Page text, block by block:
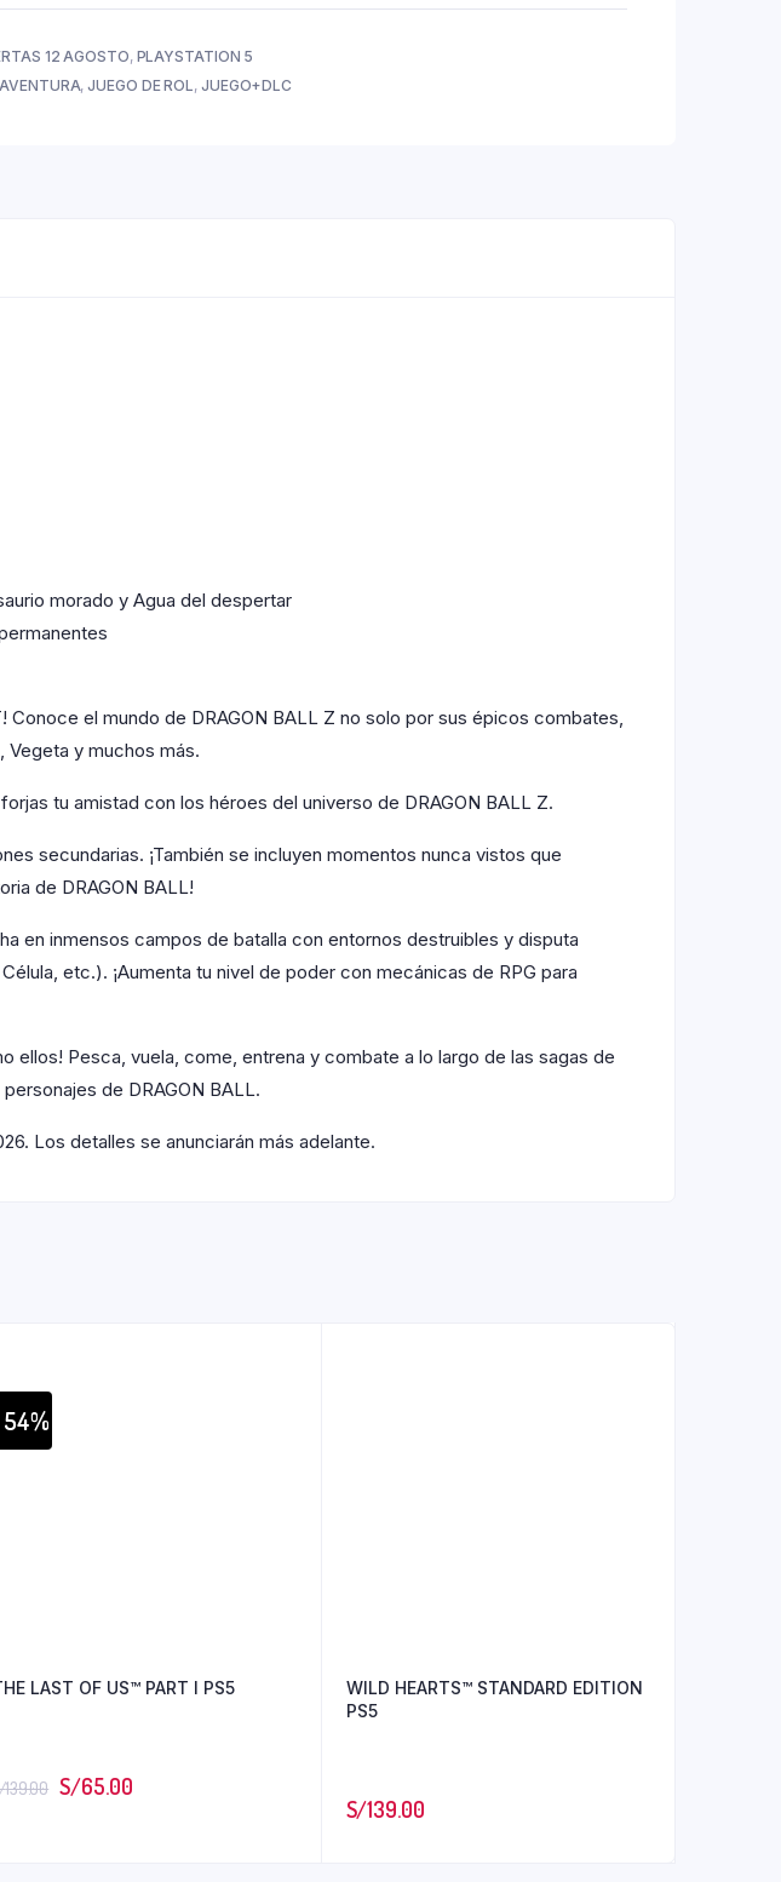
12 AGOSTO, PLAYSTATION 5
AVENTURA,JUEGO DE ROL, JUEGO+DLC
morado y Agua del despertar
Conoce el mundo de DRAGON BALL Z no solo por sus épicos combates,
Vegeta y muchos más.
tu amistad con los héroes del universo de DRAGON BALL Z.
secundarias. ¡También se incluyen momentos nunca vistos que
de DRAGON BALL!
en inmensos campos de batalla con entornos destruibles y disputa
etc.). ¡Aumenta tu nivel de poder con mecánicas de RPG para
ellos! Pesca, vuela, come, entrena y combate a lo largo de las sagas de
de DRAGON BALL.
Los detalles se anunciarán más adelante.
54%
LAST OF US™ PART I PS5
139.00 S/65.00
WILD HEARTS™ STANDARD EDITION
PS5
S/139.00